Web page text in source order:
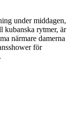
under middagen,
kubanska rytmer, är
närmare damerna
för